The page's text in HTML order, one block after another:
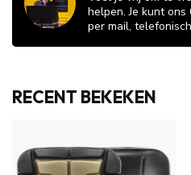
helpen. Je kunt
per mail,
RECENT BEKEKEN